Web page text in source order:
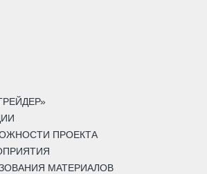
ПРОЕКТА
МАТЕРИАЛОВ